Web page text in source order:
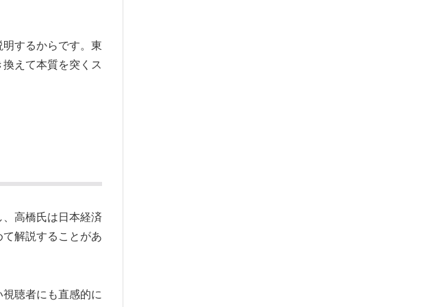
するからです。東
えて本質を突くス
高橋氏は日本経済
解説することがあ
聴者にも直感的に